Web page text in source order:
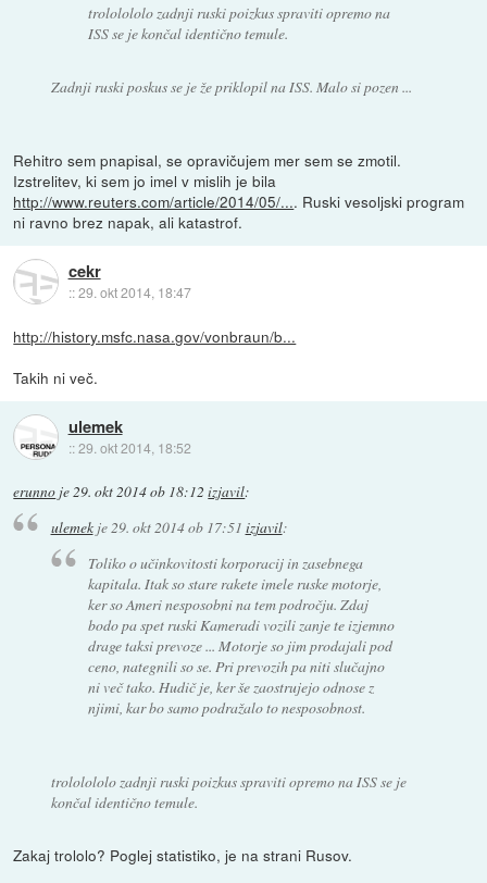
trololololo zadnji ruski poizkus spraviti opremo na
ISS se je končal identično temule.
Zadnji ruski poskus se je že priklopil na ISS. Malo si pozen ...
Rehitro sem pnapisal, se opravičujem mer sem se zmotil.
Izstrelitev, ki sem jo imel v mislih je bila
http://www.reuters.com/article/2014/05/.... Ruski vesoljski program
ni ravno brez napak, ali katastrof.
cekr
::29. okt 2014, 18:47
http://history.msfc.nasa.gov/vonbraun/b...
Takih ni več.
ulemek
::29. okt 2014, 18:52
erunno je29. okt 2014 ob 18:12 izjavil:
ulemekje29. okt 2014 ob 17:51 izjavil:
Toliko o učinkovitosti korporacij in zasebnega
kapitala. Itak so stare rakete imele ruske motorje,
ker so Ameri nesposobni na tem področju. Zdaj
bodo pa spet ruski Kameradi vozili zanje te izjemno
drage taksi prevoze ... Motorje so jim prodajali pod
ceno, nategnili so se. Pri prevozih pa niti slučajno
ni več tako. Hudič je, ker še zaostrujejo odnose z
njimi, kar bo samo podražalo to nesposobnost.
trololololo zadnji ruski poizkus spraviti opremo na ISS se je
končal identično temule.
Zakaj trololo? Poglej statistiko, je na strani Rusov.